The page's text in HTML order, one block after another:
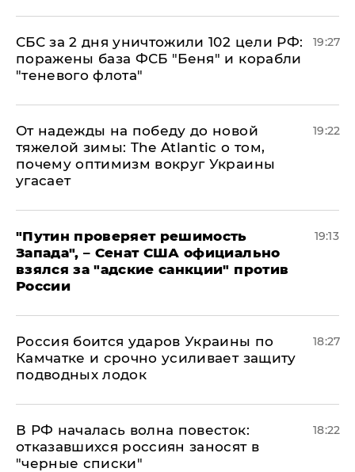
СБС за 2 дня уничтожили 102 цели РФ:
поражены база ФСБ "Беня" и корабли
"теневого флота"
19:27
От надежды на победу до новой
тяжелой зимы: The Atlantic о том,
почему оптимизм вокруг Украины
угасает
19:22
"Путин проверяет решимость
Запада", – Сенат США официально
взялся за "адские санкции" против
России
19:13
Россия боится ударов Украины по
Камчатке и срочно усиливает защиту
подводных лодок
18:27
​В РФ началась волна повесток:
отказавшихся россиян заносят в
"черные списки"
18:22